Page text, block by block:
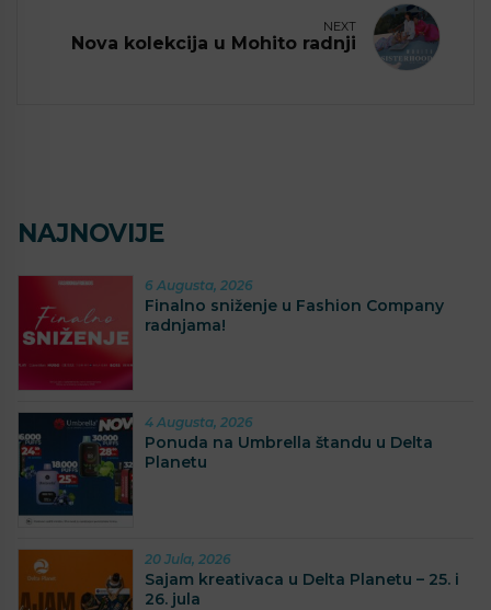
NEXT
Nova kolekcija u Mohito radnji
NAJNOVIJE
6 Augusta, 2026
Finalno sniženje u Fashion Company
radnjama!
4 Augusta, 2026
Ponuda na Umbrella štandu u Delta
Planetu
20 Jula, 2026
Sajam kreativaca u Delta Planetu – 25. i
26. jula